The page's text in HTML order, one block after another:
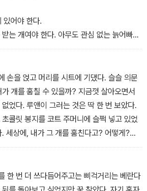
마를 불러보았다. 엄마가 앞좌석에서 부스럭
.
한 곳을 구할 수 있을까요?”
.
자야지. 내일 학교에 가야 하잖니.”
쳐다봤다. 머릿속이 온갖 생각으로 뒤엉키기
있어야 한다.
는 개여야 한다. 아무도 관심 없는 늙어빠진
기 위해 돈을 펑펑 쓸 수 있는 사람이어야 한
면서 리무진이나 그 비슷한 것을 타고 다니는
손을 얹고 머리를 시트에 기댔다. 슬슬 의문
개를 훔칠 수 있을까? 지금껏 살아오면서
었다. 루앤이 그러는 것은 딱 한 번 보았다.
콜릿 봉지를 코트 주머니에 슬쩍 넣고 있었
세상에, 내가 그 개를 훔친다고? 어떻게?
널브러진 잡동사니들이 눈에 들어오기 시
플라스틱 통과 얼음물이 가득한 스티로폼
이 아무렇게나 쟁여져 있는 쓰레기봉투. 바
안에 들어 있는 휴지, 샴푸, 손전등, 캔 따개
한 번 더 쓰다듬어주고는 삐걱거리는 베란다